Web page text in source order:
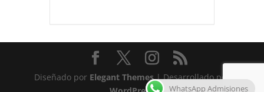
Diseñado por Elegant Themes| Desarrollado por
WhatsApp Admisiones